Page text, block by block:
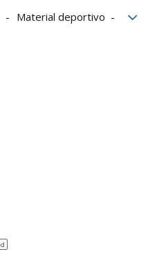
Material deportivo